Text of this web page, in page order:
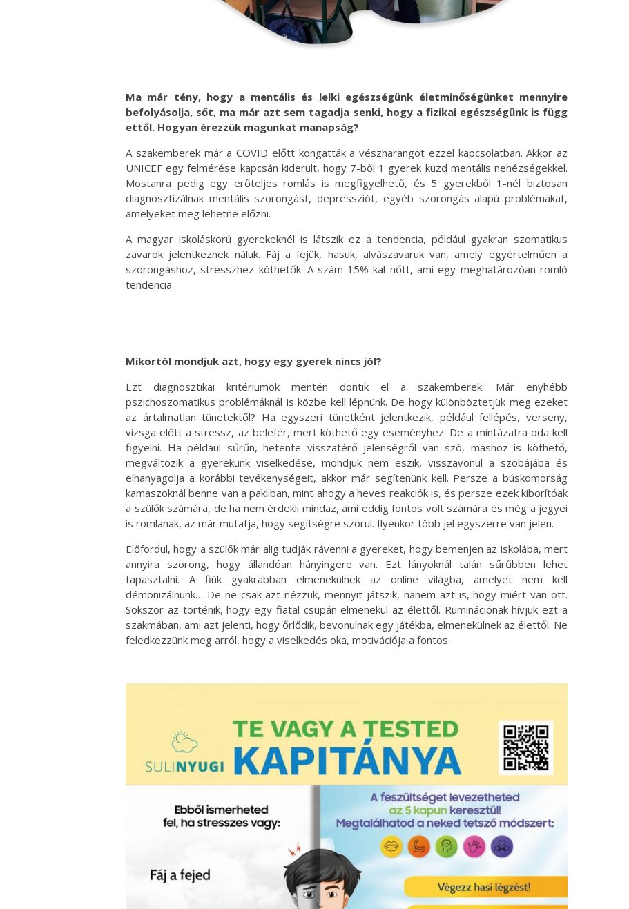
Ma már tény, hogy a mentális és lelki egészségünk életminőségünket mennyire
befolyásolja, sőt, ma már azt sem tagadja senki, hogy a fizikai egészségünk is függ
ettől. Hogyan érezzük magunkat manapság?
A szakemberek már a COVID előtt kongatták a vészharangot ezzel kapcsolatban. Akkor az
UNICEF egy felmérése kapcsán kiderült, hogy 7-ből 1 gyerek küzd mentális nehézségekkel.
Mostanra pedig egy erőteljes romlás is megfigyelhető, és 5 gyerekből 1-nél biztosan
diagnosztizálnak mentális szorongást, depressziót, egyéb szorongás alapú problémákat,
amelyeket meg lehetne előzni.
A magyar iskoláskorú gyerekeknél is látszik ez a tendencia, például gyakran szomatikus
zavarok jelentkeznek náluk. Fáj a fejük, hasuk, alvászavaruk van, amely egyértelműen a
szorongáshoz, stresszhez köthetők. A szám 15%-kal nőtt, ami egy meghatározóan romló
tendencia.
Mikortól mondjuk azt, hogy egy gyerek nincs jól?
Ezt diagnosztikai kritériumok mentén döntik el a szakemberek. Már enyhébb
pszichoszomatikus problémáknál is közbe kell lépnünk. De hogy különböztetjük meg ezeket
az ártalmatlan tünetektől? Ha egyszeri tünetként jelentkezik, például fellépés, verseny,
vizsga előtt a stressz, az belefér, mert köthető egy eseményhez. De a mintázatra oda kell
figyelni. Ha például sűrűn, hetente visszatérő jelenségről van szó, máshoz is köthető,
megváltozik a gyerekünk viselkedése, mondjuk nem eszik, visszavonul a szobájába és
elhanyagolja a korábbi tevékenységeit, akkor már segítenünk kell. Persze a búskomorság
kamaszoknál benne van a pakliban, mint ahogy a heves reakciók is, és persze ezek kiborítóak
a szülők számára, de ha nem érdekli mindaz, ami eddig fontos volt számára és még a jegyei
is romlanak, az már mutatja, hogy segítségre szorul. Ilyenkor több jel egyszerre van jelen.
Előfordul, hogy a szülők már alig tudják rávenni a gyereket, hogy bemenjen az iskolába, mert
annyira szorong, hogy állandóan hányingere van. Ezt lányoknál talán sűrűbben lehet
tapasztalni. A fiúk gyakrabban elmenekülnek az online világba, amelyet nem kell
démonizálnunk… De ne csak azt nézzük, mennyit játszik, hanem azt is, hogy miért van ott.
Sokszor az történik, hogy egy fiatal csupán elmenekül az élettől. Ruminációnak hívjuk ezt a
szakmában, ami azt jelenti, hogy őrlődik, bevonulnak egy játékba, elmenekülnek az élettől. Ne
feledkezzünk meg arról, hogy a viselkedés oka, motivációja a fontos.